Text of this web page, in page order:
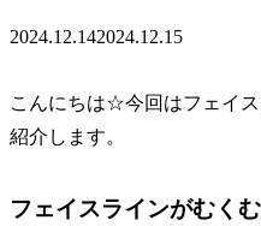
2024.12.142024.12.15
こんにちは☆今回はフェイ
紹介します。
フェイスラインがむく